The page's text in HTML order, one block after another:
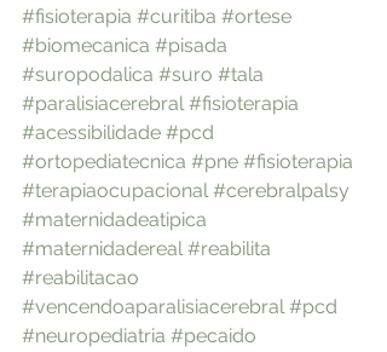
#fisioterapia #curitiba #ortese
#biomecanica #pisada
#suropodalica #suro #tala
#paralisiacerebral #fisioterapia
#acessibilidade #pcd
#ortopediatecnica #pne #fisioterapia
#terapiaocupacional #cerebralpalsy
#maternidadeatipica
#maternidadereal #reabilita
#reabilitacao
#vencendoaparalisiacerebral #pcd
#neuropediatria #pecaido